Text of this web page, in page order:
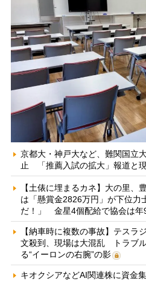
京都大・神戸大など、難関国立
止 「推薦入試の拡大」報道と
【土俵に埋まるカネ】大の里、
は「懸賞金2826万円」が下位力
だ！」 金星4個配給で協会は年
【納車時に複数の事故】テスラ
文殺到、現場は大混乱 トラブ
る“イーロンの右腕”の影
キオクシアなどAI関連株に資金